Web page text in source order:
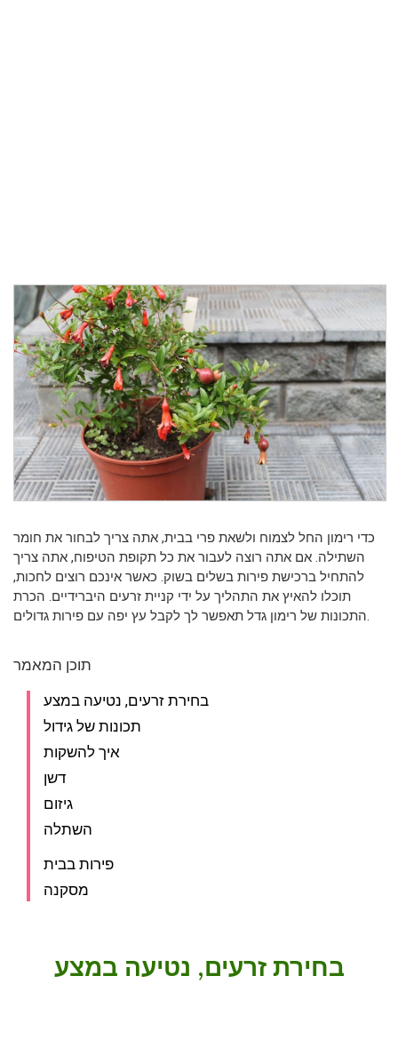
כדי רימון החל לצמוח ולשאת פרי בבית, אתה צריך לבחור את חומר
השתילה. אם אתה רוצה לעבור את כל תקופת הטיפוח, אתה צריך
להתחיל ברכישת פירות בשלים בשוק. כאשר אינכם רוצים לחכות,
תוכלו להאיץ את התהליך על ידי קניית זרעים היברידיים. הכרת
תוכן המאמר
בחירת זרעים, נטיעה במצע
תכונות של גידול
איך להשקות
דשן
גיזום
השתלה
פירות בבית
מסקנה
בחירת זרעים, נטיעה במצע